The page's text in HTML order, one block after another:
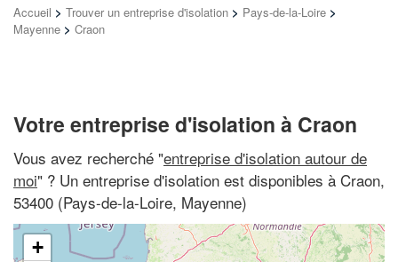
Accueil > Trouver un entreprise d'isolation > Pays-de-la-Loire >
Mayenne > Craon
Votre entreprise d'isolation à Craon
Vous avez recherché "entreprise d'isolation autour de
moi" ? Un entreprise d'isolation est disponibles à Craon,
53400 (Pays-de-la-Loire, Mayenne)
+